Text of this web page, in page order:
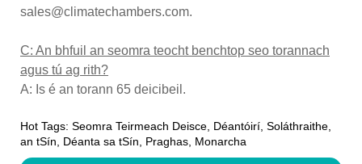
sales@climatechambers.com.
C: An bhfuil an seomra teocht benchtop seo torannach
agus tú ag rith?
A: Is é an torann 65 deicibeil.
Hot Tags: Seomra Teirmeach Deisce, Déantóirí, Soláthraithe,
an tSín, Déanta sa tSín, Praghas, Monarcha